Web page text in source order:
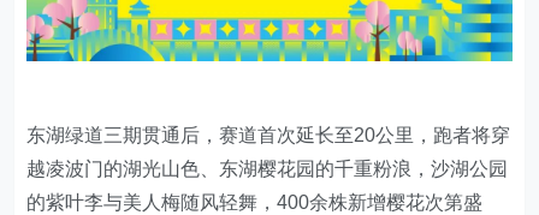
东湖绿道三期贯通后，赛道首次延长至20公里，跑者将穿
越凌波门的湖光山色、东湖樱花园的千重粉浪，沙湖公园
的紫叶李与美人梅随风轻舞，400余株新增樱花次第盛